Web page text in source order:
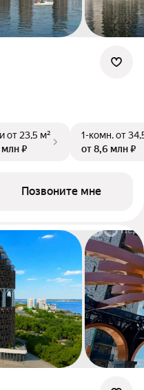
от 23,5 м²
₽
1-комн.от
от 8,6 млн ₽
Позвоните мне